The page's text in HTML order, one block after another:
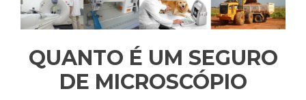
QUANTO É UM SEGURO
DE MICROSCÓPIO